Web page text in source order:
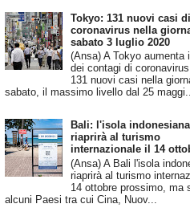
Tokyo: 131 nuovi casi di
coronavirus nella
sabato 3 luglio 2020
(Ansa) A Tokyo aumenta
dei contagi di
131 nuovi casi nella
sabato, il massimo livello dal 25
Bali: l'isola indonesiana
riaprirà al turismo
internazionale il 14
(Ansa) A Bali l'isola
riaprirà al turismo
14 ottobre prossimo, ma
alcuni Paesi tra cui Cina, Nuov...